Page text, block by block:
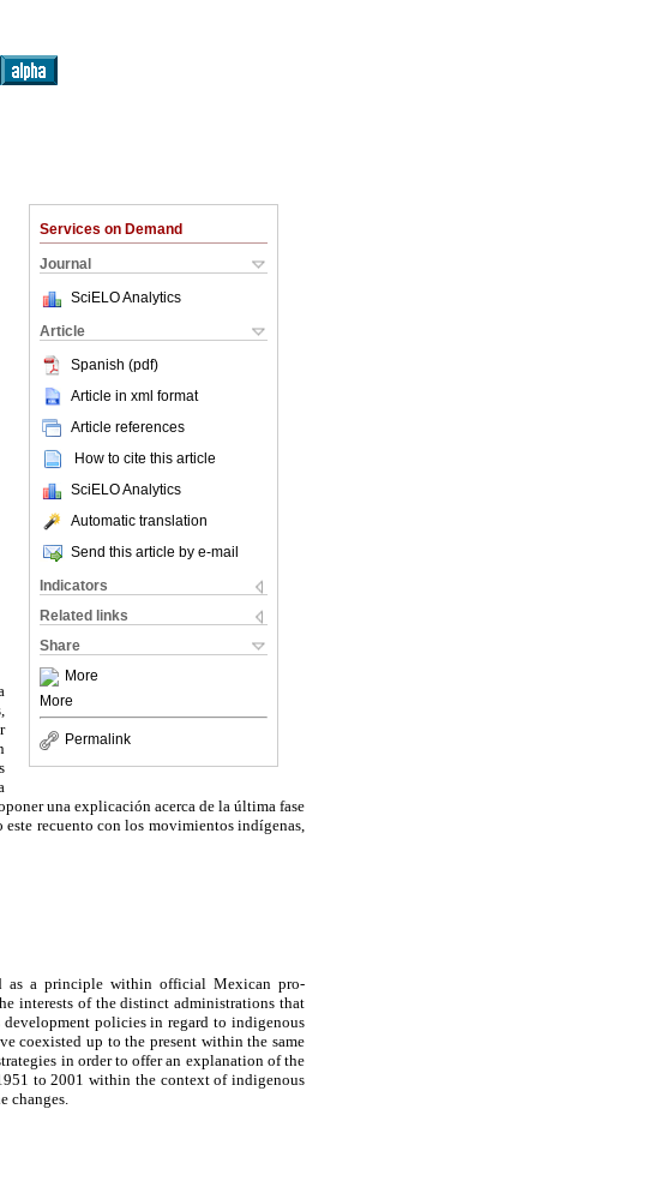
Services on Demand
Journal
SciELO Analytics
Article
Spanish (pdf)
Article in xml format
Article references
How to cite this article
SciELO Analytics
Automatic translation
Send this article by e-mail
Indicators
Related links
Share
More
More
Permalink
una explicación acerca de la última fase
recuento con los movimientos indígenas,
as a principle within official Mexican pro-
interests of the distinct administrations that
development policies in regard to indigenous
coexisted up to the present within the same
in order to offer an explanation of the
to 2001 within the context of indigenous
changes.